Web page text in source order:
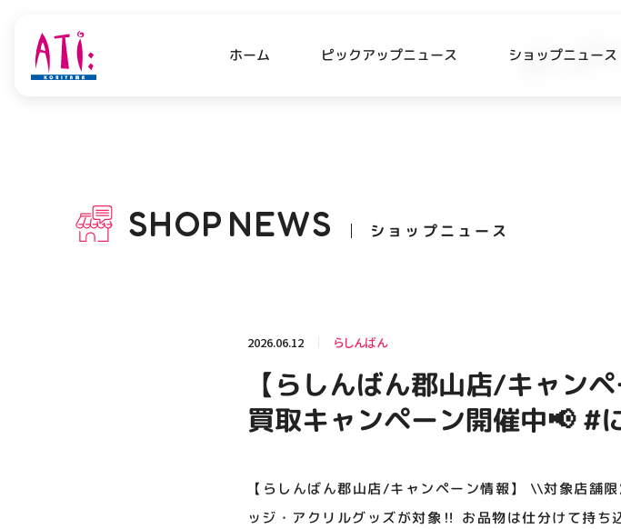
ホーム ピックアップニュース ショップニュース
テナント出店募集
催事出店募集
SHOP NEWS ショップニュース
2026.06.12 らしんばん
【らしんばん郡山店/キャン
買取キャンペーン開催中📢 #
たします🙇 👇詳細はこちらを
【らしんばん郡山店/キャンペーン情報】 \\対象店舗
ッジ・アクリルグッズが対象‼️ お品物は仕分けて持ち